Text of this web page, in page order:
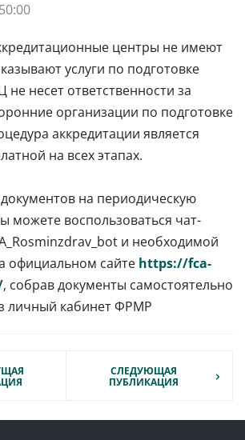
центры не имеют
услуги по подготовке
несет ответственности за
организации по подготовке
аккредитации является
на всех этапах.
на периодическую
можете воспользоваться чат-
и необходимой
официальном сайте https://fca-
, собрав документы самостоятельно
личный кабинет ФРМР
СЛЕДУЮЩАЯ
ПУБЛИКАЦИЯ